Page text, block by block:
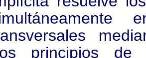
principios de